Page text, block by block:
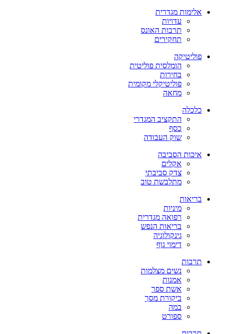
אלימות מגדרית
עדויות
תרבות האונס
תחקירים
פוליטיקה
הומלסית פוליטית
בחירות
פוליטיקלי מקומית
מחאה
כלכלה
התקציב המגדרי
כסף
שוק העבודה
איכות הסביבה
אקלים
צדק סביבתי
מתלבשת טוב
בריאות
מיניות
רפואה מגדרית
בריאות הנפש
גינקולוגיה
דימוי גוף
תרבות
נשים מצלמות
אמנות
אשת ספר
ביקורת מסך
במה
ספורט